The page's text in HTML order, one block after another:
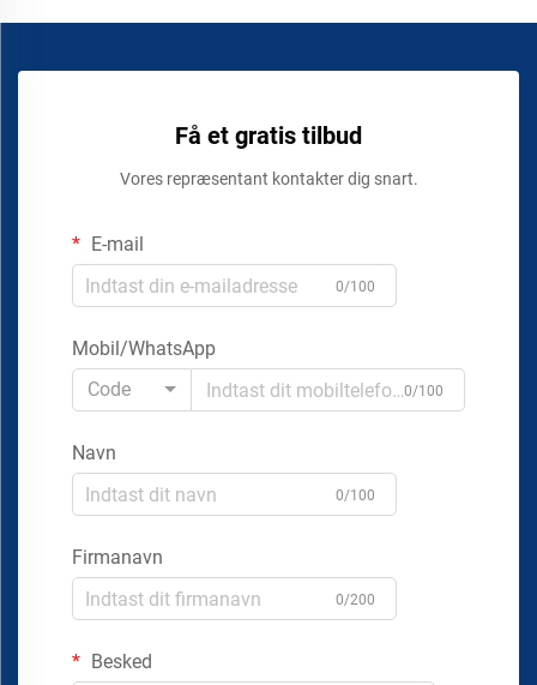
Få et gratis tilbud
Vores repræsentant kontakter dig snart.
E-mail
0/100
Mobil/WhatsApp
Code
0/100
Navn
0/100
Firmanavn
0/200
Besked